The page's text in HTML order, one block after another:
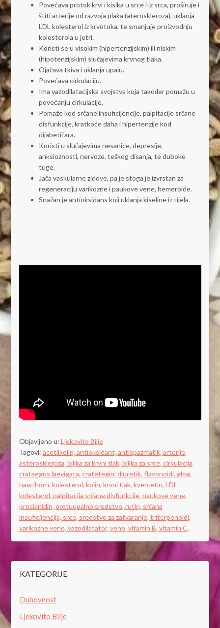
Povećava protok krvi i kisika u srce i iz srca, proširuje i
štiti arterije od razvoja plaka (ateroskleroza), uklanja
LDL kolesterol iz krvotoka, te smanjuje proizvodnju
kolesterola u jetri.
Koristi se u visokim (hipertenzijskim) ili niskim
(hipotenzijskim) slučajevima krvnog tlaka.
Ojačava tkiva i uklanja upalu.
Povećava cirkulaciju.
Ima vazodilatacijska svojstva koja također pomažu u
povećanju cirkulacije.
Pomaže kod srčane insuficijencije, palpitacije srčane
disfunkcije, kratkoće daha i hipertenzije kod
dijabetičara.
Koristi u slučajevima nesanice, depresije,
anksioznosti, nervoze, teškog disanja, te duboke
tuge.
Jača vaskularne zidove, pa je stoga je izvrstan za
regeneraciju varikozne i paukove vene, hemeroide.
Snažan je antioksidans koji uklanja kiseline iz tijela.
Objavljeno u: Ljekovito Bilje
Tagovi: acetilkolin, antioksidant, antispazmatik, arterije,
asteroskleroza, biljka za krvni tlak, biljka za srce, cirkulacija,
crataegus laevigata, cratetegin, diuretik, flavonoidi, glog,
hawthorn, kolesterol, kolin, krvni tlak, kvercetin, LDL
kolesterol, palpitacija srčane disfunkcije, paukove vene,
procianidin, protuupalno sredstvo, rutin, srčana
insuficijencija, srce, sredstvo za zatvaranje, triterpenoidi,
varikozne vene, vazodilatator, vene, vitamin B, vitamin C,
KATEGORIJE
Duhovnost
Ljekovito Bilje